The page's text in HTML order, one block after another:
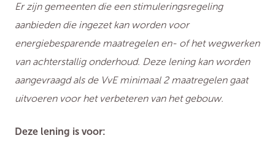
Er zijn gemeenten die een stimuleringsregeling
aanbieden die ingezet kan worden voor
energiebesparende maatregelen en- of het wegwerken
van achterstallig onderhoud. Deze lening kan worden
aangevraagd als de VvE minimaal 2 maatregelen gaat
uitvoeren voor het verbeteren van het gebouw.
Deze lening is voor: